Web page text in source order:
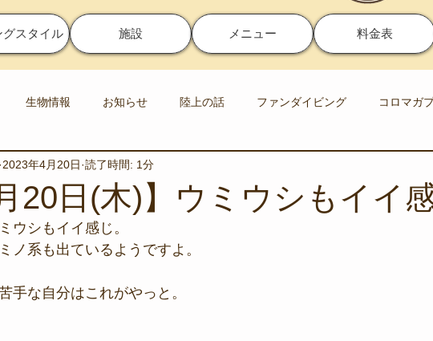
グスタイル 施設 メニュー 料金表
生物情報 お知らせ 陸上の話 ファンダイビング コロマガ
自然環境保全 ワカメの養殖
ジオパーク サンゴの保全活動
ーベキュー スタッフが思うこと
20日(木)】ウミウシもイイ
2023年4月20日 読了時間: 1分
ウシもイイ感じ。
ノ系も出ているようですよ。
手な自分はこれがやっと。